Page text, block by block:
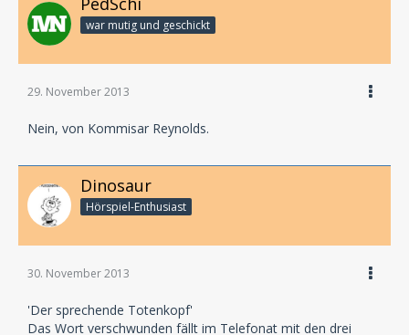
war mutig und geschickt
29. November 2013
Nein, von Kommisar Reynolds.
Dinosaur
Hörspiel-En­thu­si­ast
30. November 2013
'Der sprechende Totenkopf'
Das Wort verschwunden fällt im Telefonat mit den drei